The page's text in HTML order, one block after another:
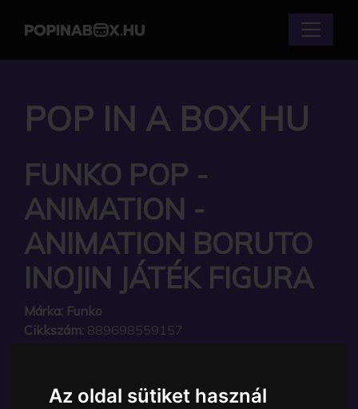
Az oldal sütiket használ
POP IN A BOX HU
FUNKO POP -
ANIMATION -
ANIMATION BORUTO
INOJIN JÁTÉK FIGURA
Márka: Funko
Cikkszám: 889698559157
A Funko POP - Animation egyik népszerű terméke a